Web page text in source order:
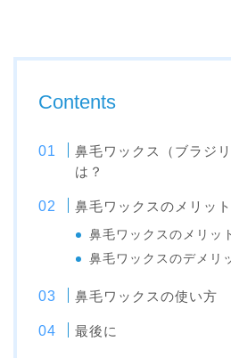
Contents
鼻毛ワックス（ブラジ
は？
鼻毛ワックスのメリッ
鼻毛ワックスのメリッ
鼻毛ワックスのデメリ
鼻毛ワックスの使い方
最後に